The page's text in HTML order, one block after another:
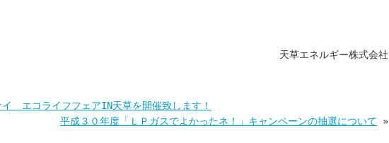
天草エネルギー株式会社
エコライフフェアIN天草を開催致します！
平成３０年度「ＬＰガスでよかったネ！」キャンペーンの抽選について »